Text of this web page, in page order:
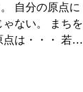
自分の原点に
ない。 まちを
は・・・ 若い